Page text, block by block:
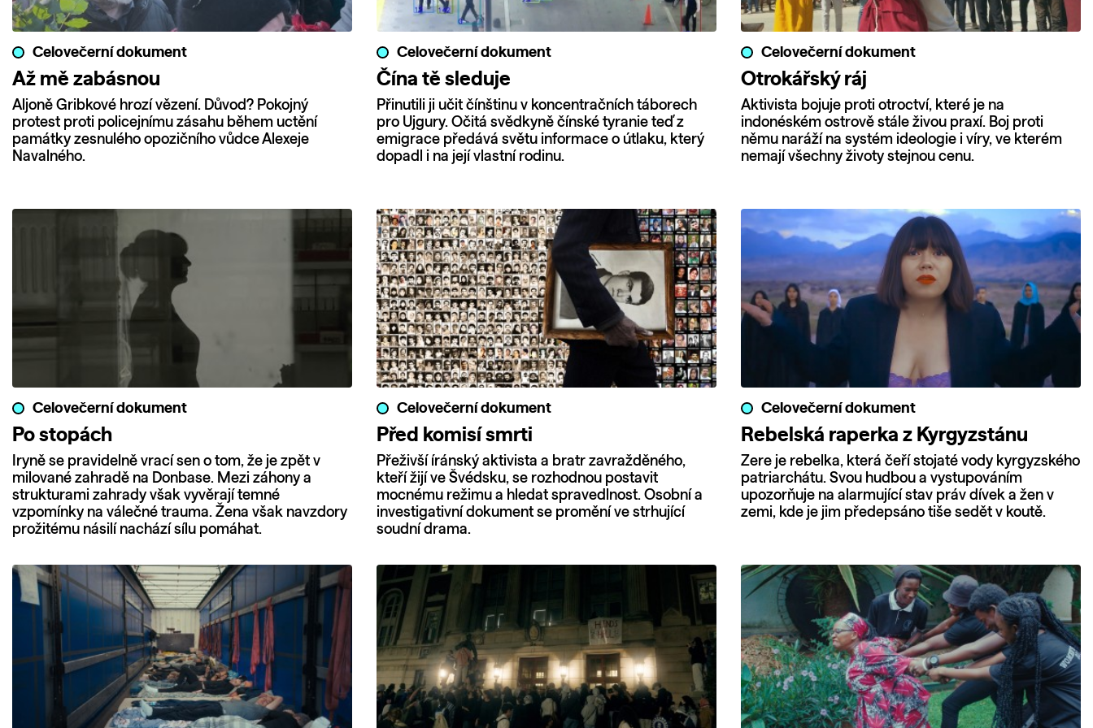
Celovečerní dokument
Až mě zabásnou
Aljoně Gribkové hrozí vězení. Důvod? Pokojný
protest proti policejnímu zásahu během uctění
památky zesnulého opozičního vůdce Alexeje
Navalného.
Celovečerní dokument
Čína tě sleduje
Přinutili ji učit čínštinu v koncentračních táborech
pro Ujgury. Očitá svědkyně čínské tyranie teď z
emigrace předává světu informace o útlaku, který
dopadl i na její vlastní rodinu.
Celovečerní dokument
Otrokářský ráj
Aktivista bojuje proti otroctví, které je na
indonéském ostrově stále živou praxí. Boj proti
němu naráží na systém ideologie i víry, ve kterém
nemají všechny životy stejnou cenu.
Celovečerní dokument
Po stopách
Iryně se pravidelně vrací sen o tom, že je zpět v
milované zahradě na Donbase. Mezi záhony a
strukturami zahrady však vyvěrají temné
vzpomínky na válečné trauma. Žena však navzdory
prožitému násilí nachází sílu pomáhat.
Celovečerní dokument
Před komisí smrti
Přeživší íránský aktivista a bratr zavražděného,
kteří žijí ve Švédsku, se rozhodnou postavit
mocnému režimu a hledat spravedlnost. Osobní a
investigativní dokument se promění ve strhující
soudní drama.
Celovečerní dokument
Rebelská raperka z Kyrgyzstánu
Zere je rebelka, která čeří stojaté vody kyrgyzského
patriarchátu. Svou hudbou a vystupováním
upozorňuje na alarmující stav práv dívek a žen v
zemi, kde je jim předepsáno tiše sedět v koutě.